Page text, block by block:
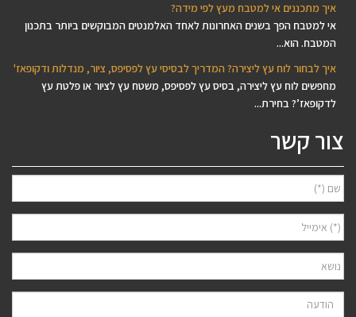
איך מתכננים אי למטבח מעץ לפי מידה?
אי למטבח הפך בשנים האחרונות לאחד האלמנטים המבוקשים ביותר בתכנון
המטבח. הוא...
איך לבחור לוח עץ ליצירה? המדריך לבסיסי עץ לפסיפס, ציור, מנדלות ודקופאז'
מחפשים לוח עץ ליצירה, בסיס עץ לפסיפס, משטח עץ לציור או פלטת עץ
לדקופאז’? בחירת...
צור קשר